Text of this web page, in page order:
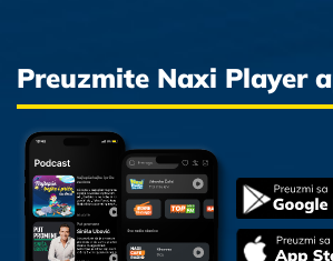
Preuzmite Naxi Player